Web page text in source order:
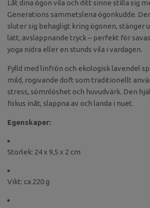
Låt dina ögon vila och ditt sinne stilla sig
Generations sammetslena ögonkudde.
sluter sig behagligt kring ögonen, stänger
lätt, avslappnande tryck – perfekt för
yoga nidra eller en stunds vila i vardagen.
Fylld med linfrön och ekologisk lavendel
mild, rogivande doft som traditionellt
stress, sömnlöshet och huvudvärk. Den
fokus inåt, slappna av och landa i nuet.
Egenskaper:
Storlek: 24 x 9,5 x 2 cm
Vikt: ca 220 g